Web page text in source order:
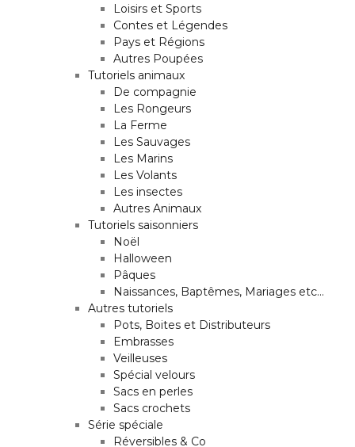
Loisirs et Sports
Contes et Légendes
Pays et Régions
Autres Poupées
Tutoriels animaux
De compagnie
Les Rongeurs
La Ferme
Les Sauvages
Les Marins
Les Volants
Les insectes
Autres Animaux
Tutoriels saisonniers
Noël
Halloween
Pâques
Naissances, Baptêmes, Mariages etc…
Autres tutoriels
Pots, Boites et Distributeurs
Embrasses
Veilleuses
Spécial velours
Sacs en perles
Sacs crochets
Série spéciale
Réversibles & Co